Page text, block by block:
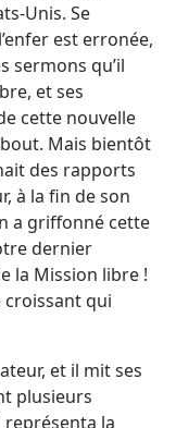
Unis. Se
est erronée,
sermons qu’il
et ses
cette nouvelle
Mais bientôt
des rapports
à la fin de son
a griffonné cette
dernier
la Mission libre !
croissant qui
et il mit ses
plusieurs
représenta la